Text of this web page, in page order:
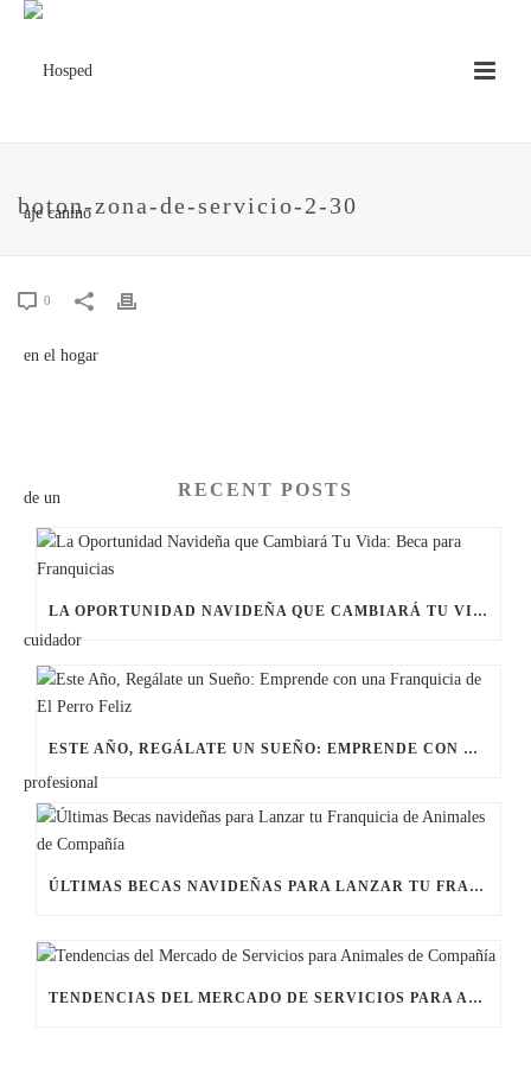
boton-zona-de-servicio-2-30
0
RECENT POSTS
LA OPORTUNIDAD NAVIDEÑA QUE CAMBIARÁ TU VIDA: BECA PARA FRANQUICIAS
ESTE AÑO, REGÁLATE UN SUEÑO: EMPRENDE CON UNA FRANQUICIA DE EL PERRO FELIZ
ÚLTIMAS BECAS NAVIDEÑAS PARA LANZAR TU FRANQUICIA DE ANIMALES DE COMPAÑÍA
TENDENCIAS DEL MERCADO DE SERVICIOS PARA ANIMALES DE COMPAÑÍA